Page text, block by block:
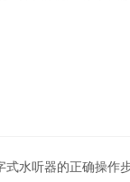
式水听器的正确操作